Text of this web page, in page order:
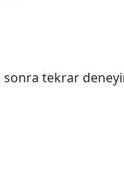
sonra tekrar